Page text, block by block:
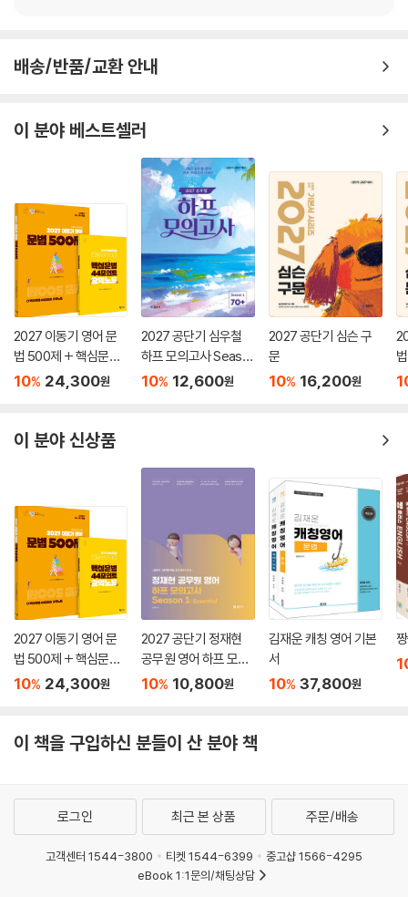
배송/반품/교환 안내
이 분야 베스트셀러
2027 이동기 영어 문
법 500제 + 핵심문법
44포인트 요약노트
10% 24,300원
2027 공단기 심우철
하프 모의고사 Seaso
n 1: 70+
10% 12,600원
2027 공단기 심슨 구
문
10% 16,200원
법
이 분야 신상품
2027 이동기 영어 문
법 500제 + 핵심문법
44포인트 요약노트
10% 24,300원
2027 공단기 정재현
공무원 영어 하프 모의
고사 Season 1: Esse
10% 10,800원
김재운 캐칭 영어 기본
서
10% 37,800원
이 책을 구입하신 분들이 산 분야 책
로그인 최근 본 상품 주문/배송
고객센터 1544-3800 티켓 1544-6399
중고샵 1566-4295
eBook 1:1문의/채팅상담